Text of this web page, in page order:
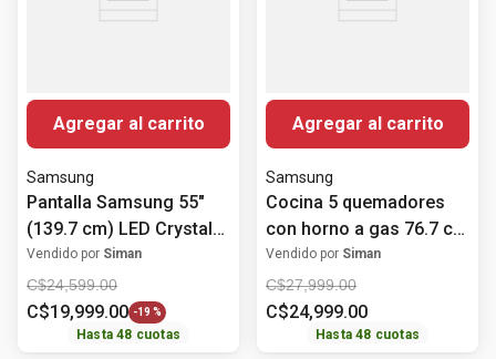
Agregar al carrito
Samsung
Pantalla Samsung 55"
(139.7 cm) LED Crystal
UHD 4K HDR10+
UN55U8000FPXPA
Vendido por Siman
C$24,599.00
C$19,999.00 -19 %
Hasta48 cuotas
Agregar al carrito
Samsung
Cocina 5 quemadores
con horno a gas 76.7 cm
(30") NX52T7522LS/AP
Samsung
Vendido por Siman
C$27,999.00
C$24,999.00
Hasta48 cuotas